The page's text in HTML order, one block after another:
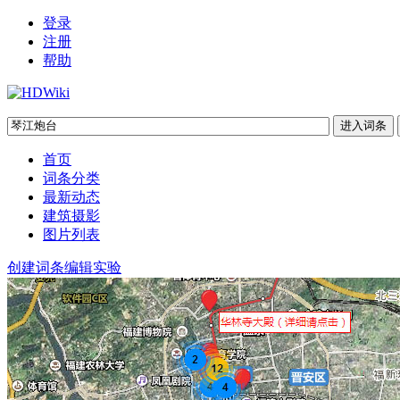
登录
注册
帮助
首页
词条分类
最新动态
建筑摄影
图片列表
创建词条编辑实验